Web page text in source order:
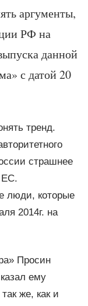
аргументы,
РФ на
данной
с датой 20
тренд.
страшнее
ЕС.
люди, которые
2014г. на
Просин
ему
же, как и